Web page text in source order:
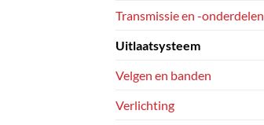
Transmissie en -onderdelen
Uitlaatsysteem
Velgen en banden
Verlichting